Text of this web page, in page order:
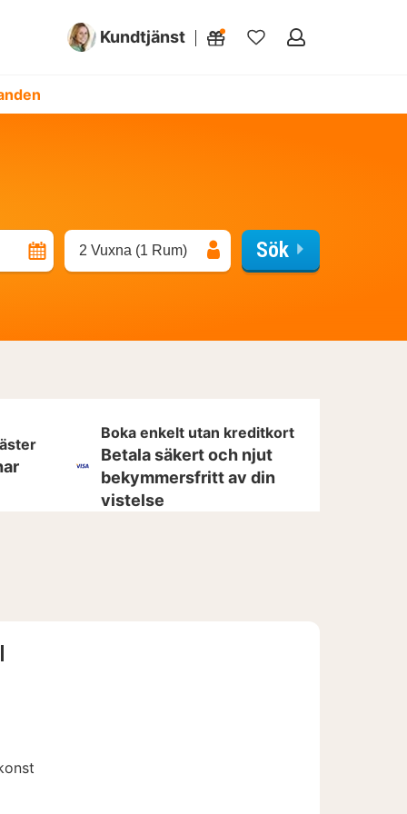
Kundtjänst
Mina
2 Vuxna (1 Rum) Sök
Boka enkelt utan kreditkort
Betala säkert och njut
bekymmersfritt av din
vistelse